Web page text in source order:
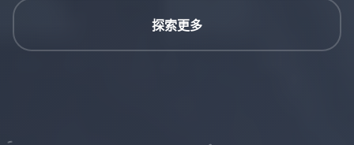
探索更多